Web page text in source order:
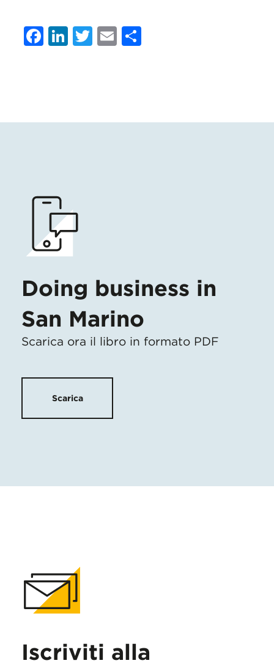
Facebook
LinkedIn
Twitter
Email
Doing business in
San Marino
Scarica ora il libro in formato PDF
Scarica
Iscriviti alla